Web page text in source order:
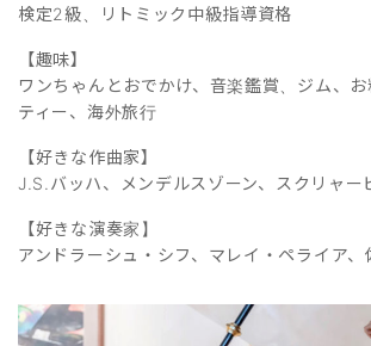
検定2級、リトミック中級指導資格
【趣味】
ワンちゃんとおでかけ、音楽鑑賞、ジム、
ティー、海外旅行
【好きな作曲家】
J.S.バッハ、メンデルスゾーン、スクリャー
【好きな演奏家】
アンドラーシュ・シフ、マレイ・ペライア、